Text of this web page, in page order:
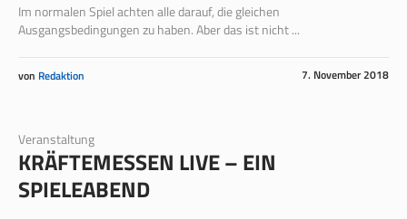
Im normalen Spiel achten alle darauf, die gleichen
Ausgangsbedingungen zu haben. Aber das ist nicht ...
7. November 2018
von Redaktion
Veranstaltung
KRÄFTEMESSEN LIVE – EIN
SPIELEABEND